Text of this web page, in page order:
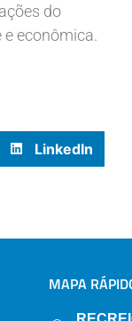
do
econômica.
LinkedIn
MAPA